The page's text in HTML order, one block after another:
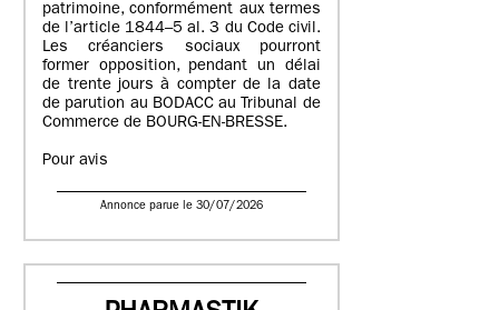
patrimoine, conformément aux termes
de l’article 1844–5 al. 3 du Code civil.
Les créanciers sociaux pourront
former opposition, pendant un délai
de trente jours à compter de la date
de parution au BODACC au Tribunal de
Commerce de BOURG-EN-BRESSE.
Pour avis
Annonce parue le 30/07/2026